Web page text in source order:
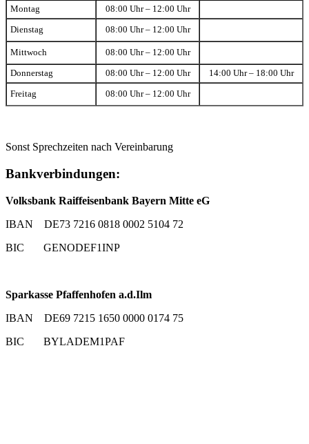
Montag 08:00 Uhr – 12:00 Uhr
Dienstag 08:00 Uhr – 12:00 Uhr
Mittwoch 08:00 Uhr – 12:00 Uhr
Donnerstag 08:00 Uhr – 12:00 Uhr 14:00 Uhr – 18:00 Uhr
Freitag 08:00 Uhr – 12:00 Uhr
Sonst Sprechzeiten nach Vereinbarung
Bankverbindungen:
Volksbank Raiffeisenbank Bayern Mitte eG
IBAN DE73 7216 0818 0002 5104 72
BIC GENODEF1INP
Sparkasse Pfaffenhofen a.d.Ilm
IBAN DE69 7215 1650 0000 0174 75
BIC BYLADEM1PAF